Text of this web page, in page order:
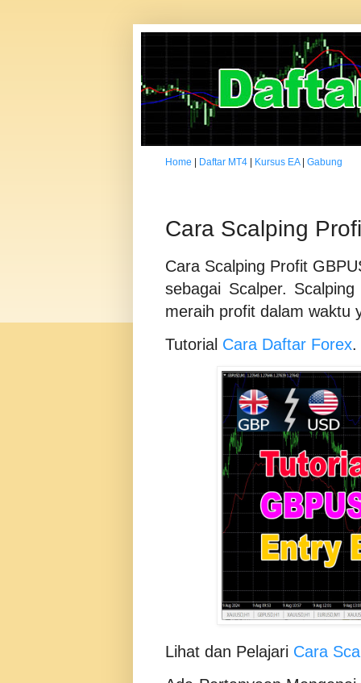
Home Daftar MT4 Kursus EA| Gabung
Cara Scalping
Cara Scalping Profit
sebagai Scalper.
meraih profit dalam waktu
Tutorial Cara Daftar Forex.
Lihat dan Pelajari Cara